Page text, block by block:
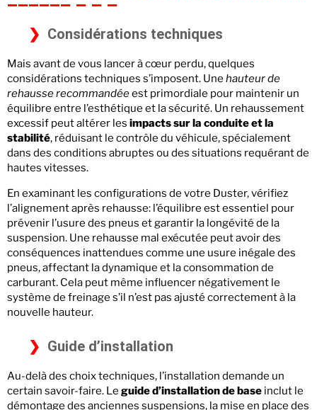
Considérations techniques
Mais avant de vous lancer à cœur perdu, quelques
considérations techniques s’imposent. Une hauteur de
rehausse recommandéeest primordiale pour maintenir un
équilibre entre l’esthétique et la sécurité. Un rehaussement
excessif peut altérer les impacts sur la conduite et la
stabilité, réduisant le contrôle du véhicule, spécialement
dans des conditions abruptes ou des situations requérant de
hautes vitesses.
En examinant les configurations de votre Duster, vérifiez
l’alignement après rehausse: l’équilibre est essentiel pour
prévenir l’usure des pneus et garantir la longévité de la
suspension. Une rehausse mal exécutée peut avoir des
conséquences inattendues comme une usure inégale des
pneus, affectant la dynamique et la consommation de
carburant. Cela peut même influencer négativement le
système de freinage s’il n’est pas ajusté correctement à la
nouvelle hauteur.
Guide d’installation
Au-delà des choix techniques, l’installation demande un
certain savoir-faire. Le guide d’installation de base inclut le
démontage des anciennes suspensions, la mise en place des